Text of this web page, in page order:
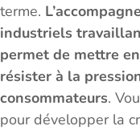
terme.
industriels
permet de mettre
résister à la
consommateurs.
pour développer la